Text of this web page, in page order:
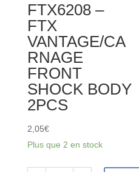
FTX6208 –
FTX
VANTAGE/CA
RNAGE
FRONT
SHOCK BODY
2PCS
2,05€
Plus que 2 en stock